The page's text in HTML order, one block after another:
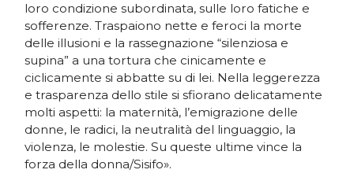
loro condizione subordinata, sulle loro fatiche e
sofferenze. Traspaiono nette e feroci la morte
delle illusioni e la rassegnazione “silenziosa e
supina” a una tortura che cinicamente e
ciclicamente si abbatte su di lei. Nella leggerezza
e trasparenza dello stile si sfiorano delicatamente
molti aspetti: la maternità, l’emigrazione delle
donne, le radici, la neutralità del linguaggio, la
violenza, le molestie. Su queste ultime vince la
forza della donna/Sisifo».